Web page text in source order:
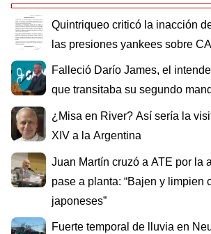
Quintriqueo criticó la inacción
las presiones yankees sobre
Falleció Darío James, el
que transitaba su segundo
¿Misa en River? Así sería la
XIV a la Argentina
Juan Martín cruzó a ATE por la
pase a planta: “Bajen y limpien
japoneses”
Fuerte temporal de lluvia en